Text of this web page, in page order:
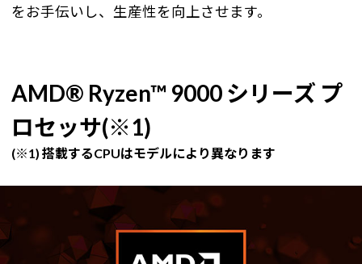
をお手伝いし、生産性を向上させます。
AMD® Ryzen™ 9000 シリーズ プ
ロセッサ(※1)
(※1) 搭載するCPUはモデルにより異なります